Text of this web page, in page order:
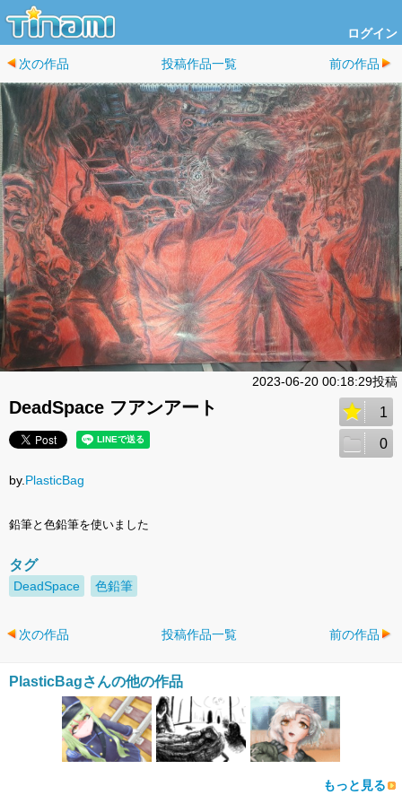
ログイン
次の作品 投稿作品一覧 前の作品
2023-06-20 00:18:29投稿
DeadSpace フアンアート 1
0
by.PlasticBag
鉛筆と色鉛筆を使いました
タグ
DeadSpace 色鉛筆
次の作品 投稿作品一覧 前の作品
PlasticBagさんの他の作品
もっと見る